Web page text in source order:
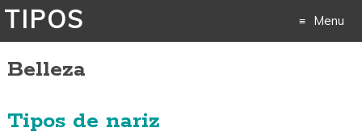
TIPOS Menu
Belleza
Tipos de nariz